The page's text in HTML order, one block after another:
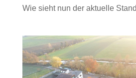
Wie sieht nun der aktuelle